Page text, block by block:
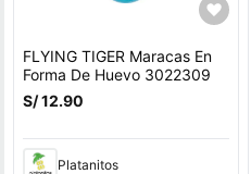
FLYING TIGER Maracas En
Forma De Huevo 3022309
S/ 12.90
Platanitos